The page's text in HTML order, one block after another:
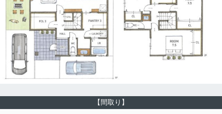
【間取り】